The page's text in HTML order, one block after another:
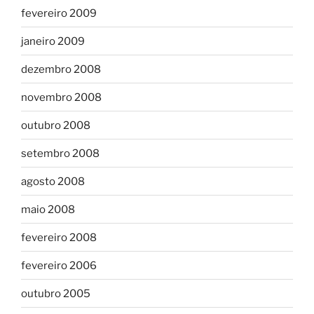
fevereiro 2009
janeiro 2009
dezembro 2008
novembro 2008
outubro 2008
setembro 2008
agosto 2008
maio 2008
fevereiro 2008
fevereiro 2006
outubro 2005